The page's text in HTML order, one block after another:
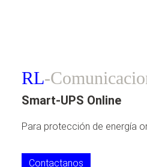
RL-
Smart-UPS Online
Para protección de energía
Contactanos